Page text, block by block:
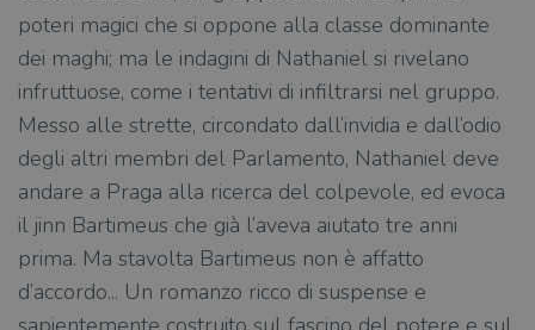
poteri magici che si oppone alla classe dominante
dei maghi; ma le indagini di Nathaniel si rivelano
infruttuose, come i tentativi di infiltrarsi nel gruppo.
Messo alle strette, circondato dall’invidia e dall’odio
degli altri membri del Parlamento, Nathaniel deve
andare a Praga alla ricerca del colpevole, ed evoca
il jinn Bartimeus che già l’aveva aiutato tre anni
prima. Ma stavolta Bartimeus non è affatto
d’accordo... Un romanzo ricco di suspense e